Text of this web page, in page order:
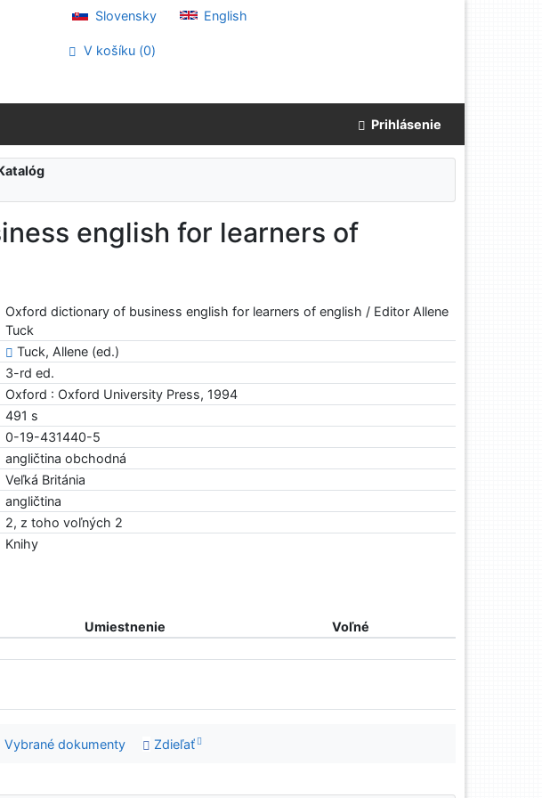
Slovensky English
V košíku (0)
Prihlásenie
english for learners of
Oxford dictionary of business english for learners of english / Editor Allene
Tuck
Tuck, Allene (ed.)
3-rd ed.
Oxford : Oxford University Press, 1994
491 s
0-19-431440-5
angličtina obchodná
Veľká Británia
angličtina
2, z toho voľných 2
Knihy
Umiestnenie
Voľné
Vybrané dokumenty Zdieľať